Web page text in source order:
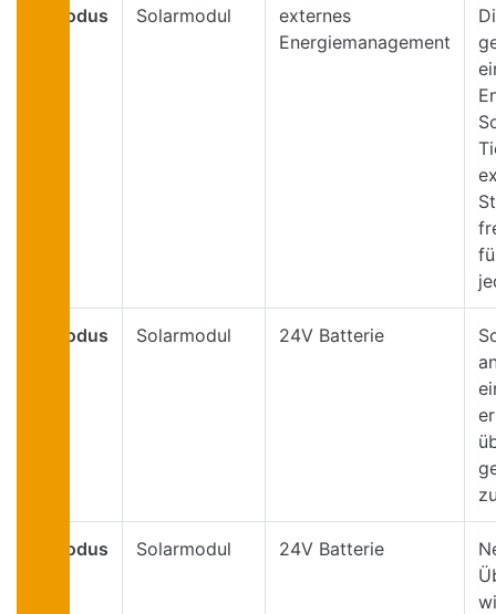
Modus
Solarmodul
externes
Energiemanagement
Modus
Solarmodul 24V Batterie
Modus
Solarmodul 24V Batterie